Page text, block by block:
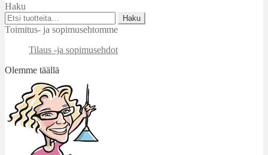
Haku
Etsi:
Haku
Toimitus- ja sopimusehtomme
Tilaus -ja sopimusehdot
Olemme täällä